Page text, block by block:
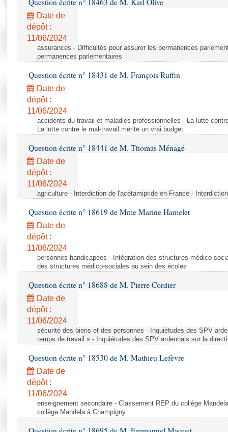
Rapports d'enquête
Rapports législatifs
Rapports sur l'application des lois
Baromètre de l’application des lois
Budget et sécurité sociale
Questions écrites et orales
Comptes rendus des débats
Question écrite n° 18463 de M. Karl Olive
Date de
dépôt :
11/06/2024
assurances - Difficultés pour assurer les permanences
permanences parlementaires
Question écrite n° 18431 de M. François Ruffin
Date de
dépôt :
11/06/2024
accidents du travail et maladies professionnelles - La lutte
La lutte contre le mal-travail mérite un vrai budget
Question écrite n° 18441 de M. Thomas Ménagé
Date de
dépôt :
11/06/2024
agriculture - Interdiction de l'acétamipride en France -
Question écrite n° 18619 de Mme Marine Hamelet
Date de
dépôt :
11/06/2024
personnes handicapées - Intégration des structures médico-
des structures médico-sociales au sein des écoles
Question écrite n° 18688 de M. Pierre Cordier
Date de
dépôt :
11/06/2024
sécurité des biens et des personnes - Inquiétudes des SPV
temps de travail » - Inquiétudes des SPV ardennais sur la
Question écrite n° 18530 de M. Mathieu Lefèvre
Date de
dépôt :
11/06/2024
enseignement secondaire - Classement REP du collège
collège Mandela à Champigny